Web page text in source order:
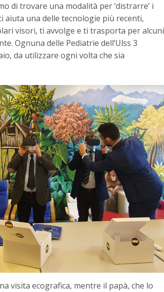
di trovare una modalità per ‘distrarre’ i
aiuta una delle tecnologie più recenti,
visori, ti avvolge e ti trasporta per alcuni
Ognuna delle Pediatrie dell’Ulss 3
da utilizzare ogni volta che sia
visita ecografica, mentre il papà, che lo